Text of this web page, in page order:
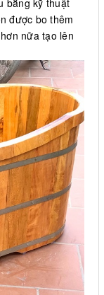
được bo thêm
nữa tạo lên